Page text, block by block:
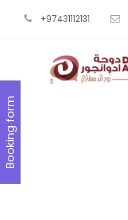
+97431112131
Booking form